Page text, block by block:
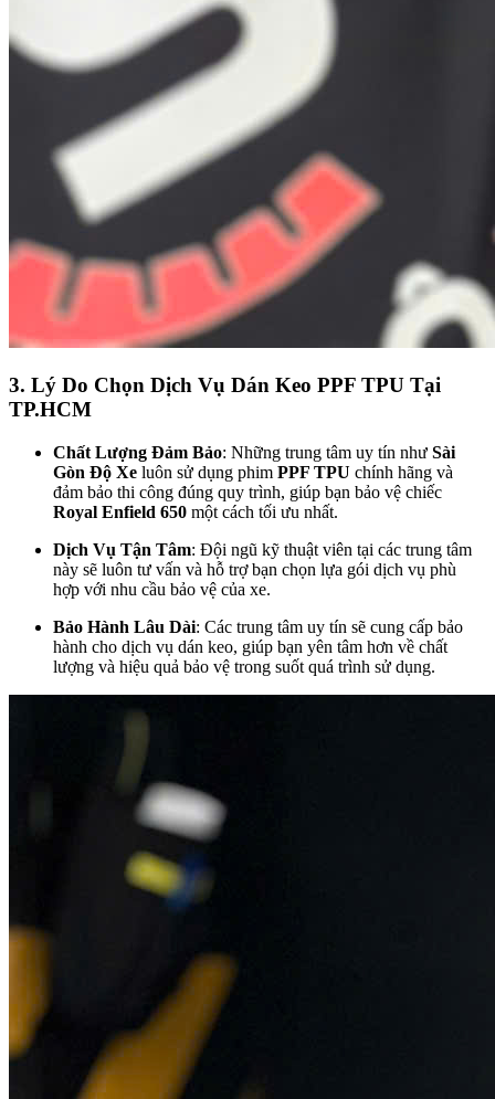
3. Lý Do Chọn Dịch Vụ Dán Keo PPF TPU Tại
TP.HCM
Chất Lượng Đảm Bảo: Những trung tâm uy tín như Sài
Gòn Độ Xe luôn sử dụng phim PPF TPU chính hãng và
đảm bảo thi công đúng quy trình, giúp bạn bảo vệ chiếc
Royal Enfield 650 một cách tối ưu nhất.
Dịch Vụ Tận Tâm: Đội ngũ kỹ thuật viên tại các trung tâm
này sẽ luôn tư vấn và hỗ trợ bạn chọn lựa gói dịch vụ phù
hợp với nhu cầu bảo vệ của xe.
Bảo Hành Lâu Dài: Các trung tâm uy tín sẽ cung cấp bảo
hành cho dịch vụ dán keo, giúp bạn yên tâm hơn về chất
lượng và hiệu quả bảo vệ trong suốt quá trình sử dụng.